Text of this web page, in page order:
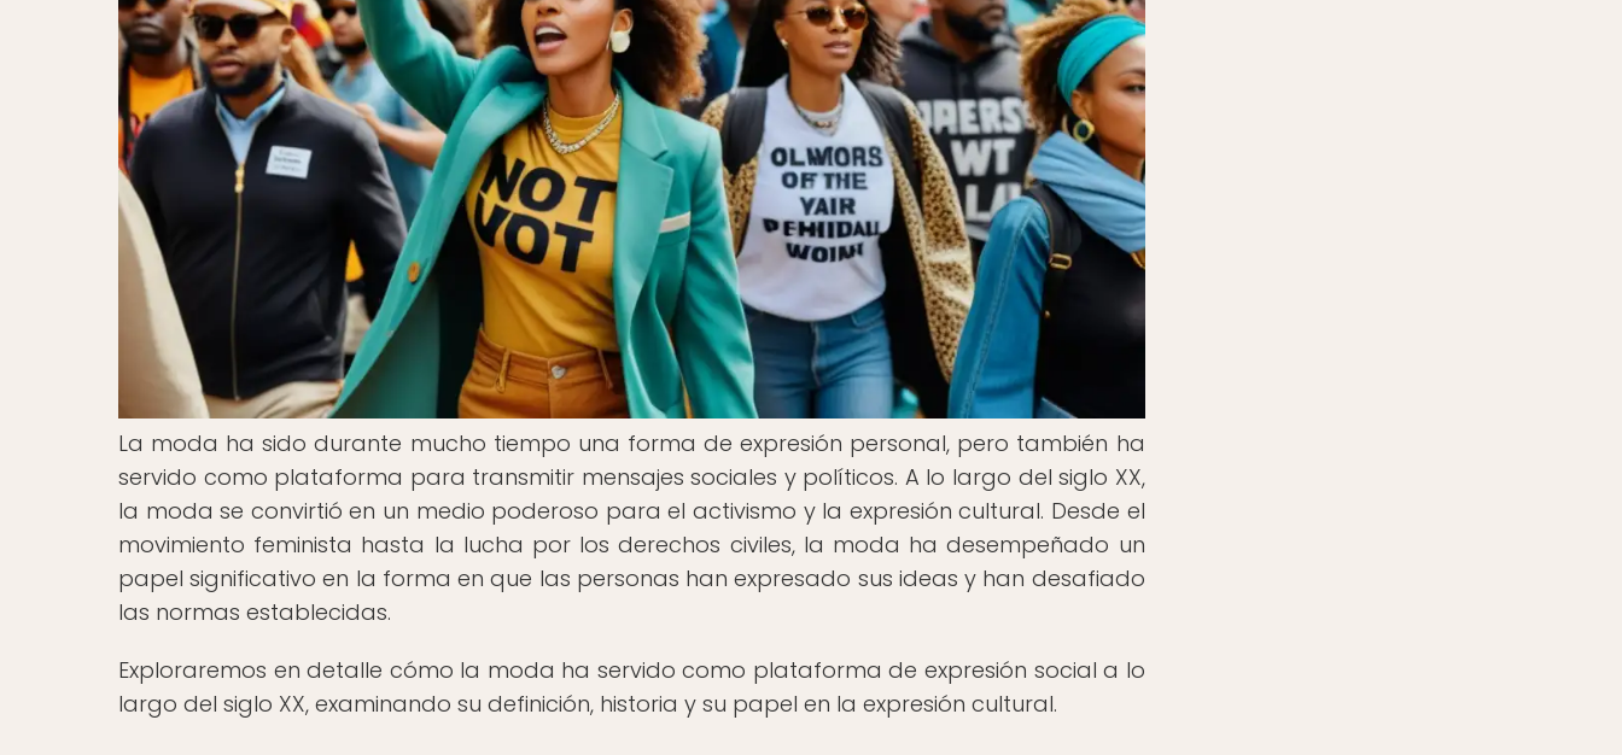
La moda ha sido durante mucho tiempo una forma de expresión personal, pero también ha
servido como plataforma para transmitir mensajes sociales y políticos. A lo largo del siglo XX,
la moda se convirtió en un medio poderoso para el activismo y la expresión cultural. Desde el
movimiento feminista hasta la lucha por los derechos civiles, la moda ha desempeñado un
papel significativo en la forma en que las personas han expresado sus ideas y han desafiado
las normas establecidas.
Exploraremos en detalle cómo la moda ha servido como plataforma de expresión social a lo
largo del siglo XX, examinando su definición, historia y su papel en la expresión cultural.